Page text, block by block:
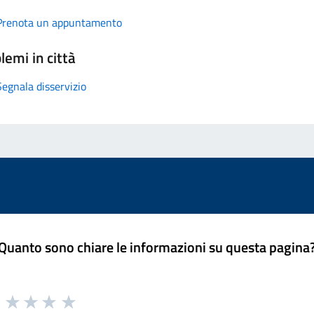
un appuntamento
in città
disservizio
sono chiare le informazioni su questa